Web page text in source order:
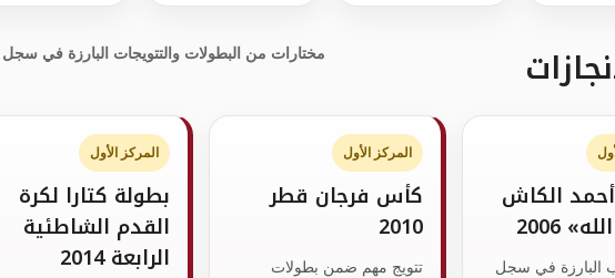
مختارات من البطولات والتتويجات البارزة في سجل
الكاش
2006
البارزة في سجل
المركز الأول
كأس فرجان قطر
2010
تتويج مهم ضمن بطولات
المركز الأول
بطولة كتارا لكرة
القدم الشاطئية
الرابعة 2014